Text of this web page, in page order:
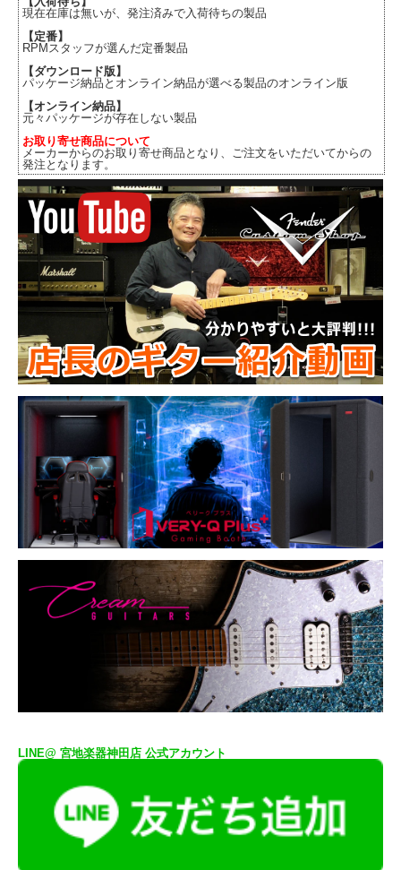
現在在庫は無いが、発注済みで入荷待ちの製品
【定番】
RPMスタッフが選んだ定番製品
【ダウンロード版】
パッケージ納品とオンライン納品が選べる製品のオンライン版
【オンライン納品】
元々パッケージが存在しない製品
お取り寄せ商品について
メーカーからのお取り寄せ商品となり、ご注文をいただいてからの
発注となります。
LINE@ 宮地楽器神田店 公式アカウント